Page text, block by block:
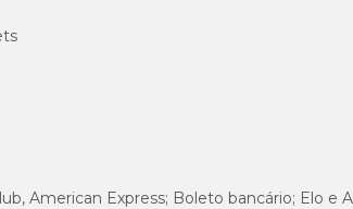
American Express; Boleto bancário; Elo e